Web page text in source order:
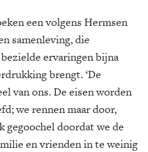
een volgens Hermsen
samenleving, die
ervaringen bijna
brengt. ‘De
van ons. De eisen worden
we rennen maar door,
doordat we de
en vrienden in te weinig